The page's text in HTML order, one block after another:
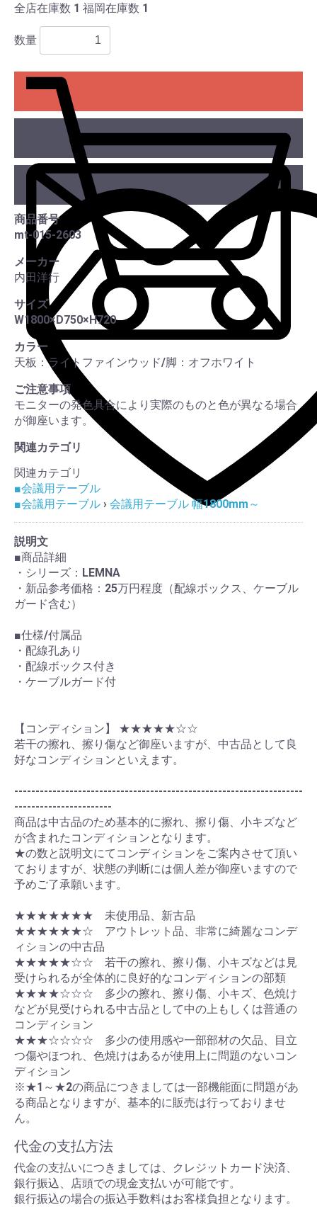
全店在庫数 1 福岡在庫数 1
数量
商品番号
mt-015-2603
メーカー
内田洋行
サイズ
W1800×D750×H720
カラー
天板：ライトファインウッド/脚：オフホワイト
ご注意事項
モニターの発色具合により実際のものと色が異なる場合
が御座います。
関連カテゴリ
関連カテゴリ
■会議用テーブル
■会議用テーブル › 会議用テーブル 幅1800mm～
説明文
■商品詳細
・シリーズ：LEMNA
・新品参考価格：25万円程度（配線ボックス、ケーブル
ガード含む）
■仕様/付属品
・配線孔あり
・配線ボックス付き
・ケーブルガード付
【コンディション】 ★★★★★☆☆
若干の擦れ、擦り傷など御座いますが、中古品として良
好なコンディションといえます。
--------------------------------------------------------------------
-----------------------
商品は中古品のため基本的に擦れ、擦り傷、小キズなど
が含まれたコンディションとなります。
★の数と説明文にてコンディションをご案内させて頂い
ておりますが、状態の判断には個人差が御座いますので
予めご了承願います。
★★★★★★★ 未使用品、新古品
★★★★★★☆ アウトレット品、非常に綺麗なコンデ
ィションの中古品
★★★★★☆☆ 若干の擦れ、擦り傷、小キズなどは見
受けられるが全体的に良好的なコンディションの部類
★★★★☆☆☆ 多少の擦れ、擦り傷、小キズ、色焼け
などが見受けられる中古品として中の上もしくは普通の
コンディション
★★★☆☆☆☆ 多少の使用感や一部部材の欠品、目立
つ傷やほつれ、色焼けはあるが使用上に問題のないコン
ディション
※★1～★2の商品につきましては一部機能面に問題があ
る商品となりますが、基本的に販売は行っておりませ
ん。
代金の支払方法
代金の支払いにつきましては、クレジットカード決済、
銀行振込、店頭での現金支払いが可能です。
銀行振込の場合の振込手数料はお客様負担となります。